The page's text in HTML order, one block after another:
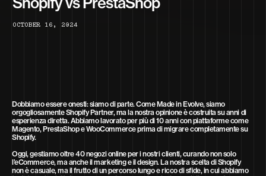
O CTO B E R 1 6 , 2 0 24
Dobbiamo essere onesti: siamo di parte. Come Made in Evolve, siamo
orgogliosamente Shopify Partner, ma la nostra opinione è costruita su anni di
esperienza diretta. Abbiamo lavorato per più di 10 anni con piattaforme come
Magento, PrestaShop e WooCommerce prima di migrare completamente su
Shopify.
Oggi, gestiamo oltre 40 negozi online per i nostri clienti, curando non solo
l’eCommerce, ma anche il marketing e il design. La nostra scelta di Shopify
non è casuale, ma il frutto di un percorso lungo e ricco di sfide, in cui abbiamo